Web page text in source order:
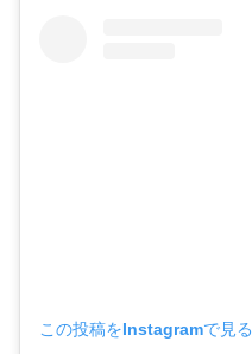
この投稿をInstagramで見る